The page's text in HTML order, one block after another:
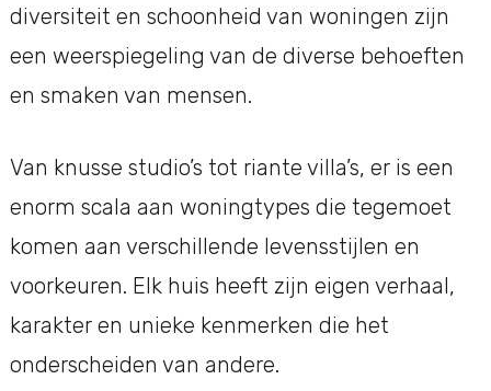
diversiteit en schoonheid van woningen zijn
een weerspiegeling van de diverse behoeften
en smaken van mensen.
Van knusse studio’s tot riante villa’s, er is een
enorm scala aan woningtypes die tegemoet
komen aan verschillende levensstijlen en
voorkeuren. Elk huis heeft zijn eigen verhaal,
karakter en unieke kenmerken die het
onderscheiden van andere.